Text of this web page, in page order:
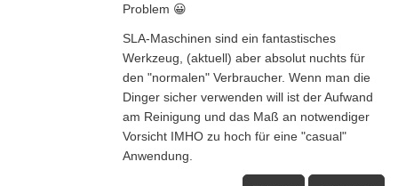
Problem 😀
SLA-Maschinen sind ein fantastisches
Werkzeug, (aktuell) aber absolut nuchts für
den "normalen" Verbraucher. Wenn man die
Dinger sicher verwenden will ist der Aufwand
am Reinigung und das Maß an notwendiger
Vorsicht IMHO zu hoch für eine "casual"
Anwendung.